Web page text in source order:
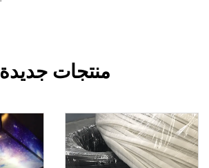
منتجات جديدة